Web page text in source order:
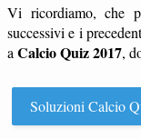
Vi ricordiamo, che
successivi e i
a Calcio Quiz 2017,
Soluzioni Calcio